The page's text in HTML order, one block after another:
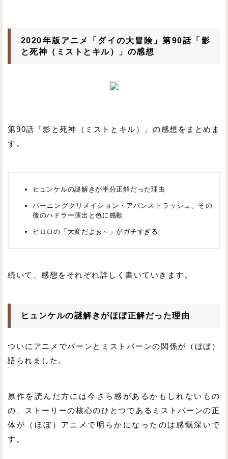
2020年版アニメ「ダイの大冒険」第90話「影
と死神（ミストとキル）」の感想
第90話「影と死神（ミストとキル）」の感想をまとめま
す。
ヒュンケルの謎解きが半分正解だった理由
バーニングクリメイション・アバンストラッシュ、その
後のハドラー演出と色に感動
ピロロの「大変だよぉ～」がガチすぎる
続いて、感想をそれぞれ詳しく書いていきます。
ヒュンケルの謎解きがほぼ正解だった理由
ついにアニメでバーンとミストバーンの関係が（ほぼ）
語られました。
原作を読んだ方には今さら感があるかもしれないもの
の、ストーリーの核心のひとつであるミストバーンの正
体が（ほぼ）アニメで明らかになったのは感慨深いで
す。